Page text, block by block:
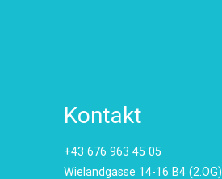
Kontakt
+43 676 963 45 05
Wielandgasse 14-16 B4 (2.OG)